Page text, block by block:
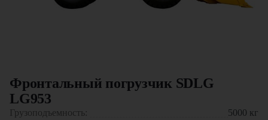
Фронтальный погрузчик SDLG
LG953
Грузоподъемность: 5000 кг